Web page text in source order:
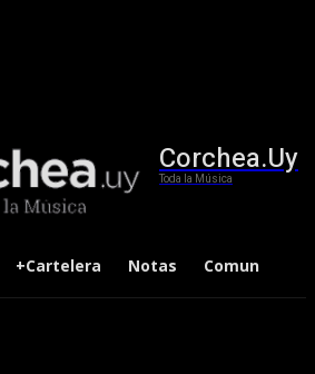
Corchea.Uy
Toda la Música
+Cartelera Notas Comunidad